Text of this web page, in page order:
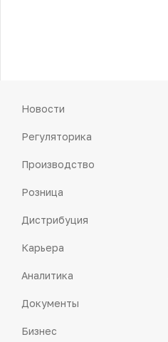
Новости
Регуляторика
Производство
Розница
Дистрибуция
Карьера
Аналитика
Документы
Бизнес